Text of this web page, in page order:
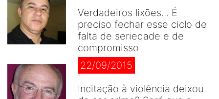
Verdadeiros lixões... É
preciso fechar esse ciclo de
falta de seriedade e de
compromisso
22/09/2015
Incitação à violência deixou